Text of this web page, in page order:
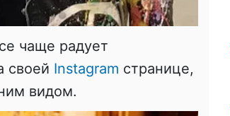
чаще радует
своей Instagram странице,
видом.